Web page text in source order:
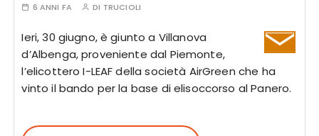
6 ANNI FA DI TRUCIOLI
Ieri, 30 giugno, è giunto a Villanova
d’Albenga, proveniente dal Piemonte,
l’elicottero I-LEAF della società AirGreen che ha
vinto il bando per la base di elisoccorso al Panero.